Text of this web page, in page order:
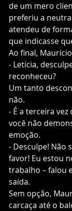
de um mero
preferiu a
atendeu de
que indicasse
Ao final,
- Letícia,
reconheceu?
Um tanto
não.
- É a terceira
você não
emoção.
- Desculpe! Não
favor! Eu estou
trabalho – falou
saída.
Sem opção,
carcaça até o